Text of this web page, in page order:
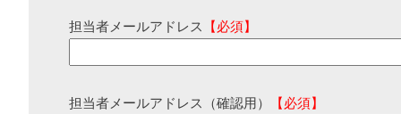
担当者メールアドレス 【必須】
担当者メールアドレス（確認用） 【必須】